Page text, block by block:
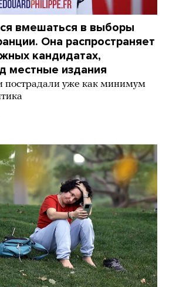
вмешаться в выборы
Она распространяет
кандидатах,
местные издания
пострадали уже как минимум